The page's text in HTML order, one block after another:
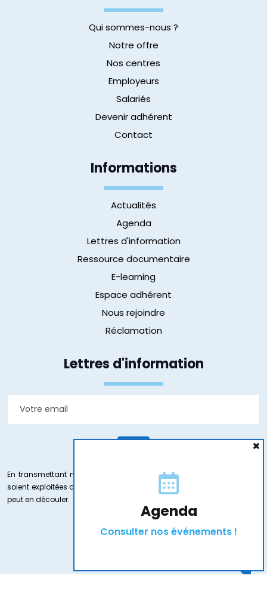
Qui sommes-nous ?
Notre offre
Nos centres
Employeurs
Salariés
Devenir adhérent
Contact
Informations
Actualités
Agenda
Lettres d'information
Ressource documentaire
E-learning
Espace adhérent
Nous rejoindre
Réclamation
Lettres d'information
En transmettant mon e-mail j’accepte que les informations saisies
soient exploitées dans le cadre de ma demande et de la relation qui
peut en découler.
Agenda
Consulter nos événements !